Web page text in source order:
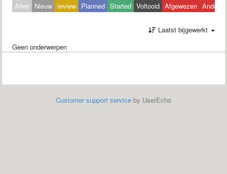
Alles Nieuw review Planned Started Voltooid Afgewezen Andere
Laatst bijgewerkt
Geen onderwerpen
Customer support service by UserEcho